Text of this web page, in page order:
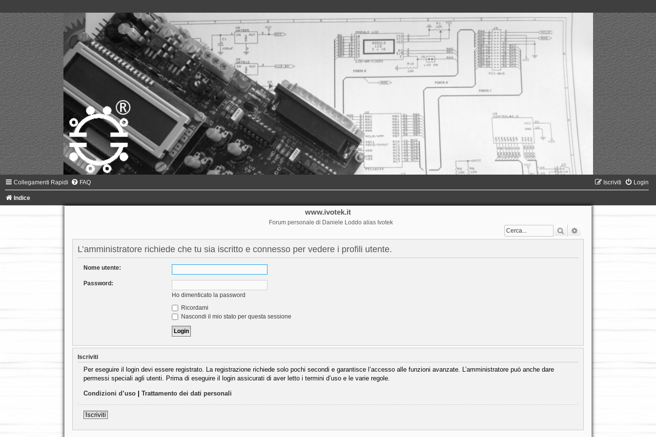
Collegamenti Rapidi FAQ Login
Iscriviti
Indice
www.ivotek.it
Forum personale di Daniele Loddo alias Ivotek
Cerca
L’amministratore richiede che tu sia iscritto e connesso per vedere i profili utente.
Nome utente:
Password:
Ho dimenticato la password
Ricordami
Nascondi il mio stato per questa sessione
Iscriviti
Per eseguire il login devi essere registrato. La registrazione richiede solo pochi secondi e garantisce l’accesso alle funzioni avanzate. L’amministratore può anche dare
permessi speciali agli utenti. Prima di eseguire il login assicurati di aver letto i termini d’uso e le varie regole.
Condizioni d’uso| Trattamento dei dati personali
Iscriviti